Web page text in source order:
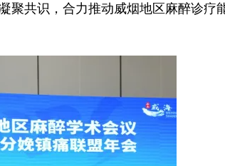
聚共识，合力推动威烟地区麻醉诊疗